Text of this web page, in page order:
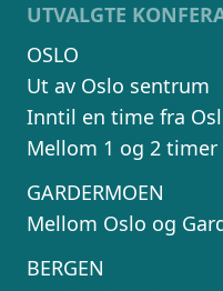
UTVALGTE
OSLO
Ut av Oslo sentrum
Inntil en time fra
Mellom 1 og 2 timer
GARDERMOEN
Mellom Oslo og
BERGEN